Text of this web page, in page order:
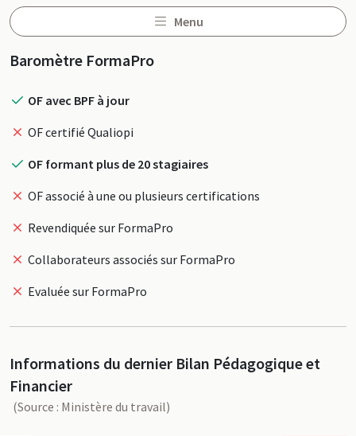
Menu
Profil
Baromètre FormaPro
OF avec BPF à jour
OF certifié Qualiopi
OF formant plus de 20 stagiaires
OF associé à une ou plusieurs certifications
Revendiquée sur FormaPro
Collaborateurs associés sur FormaPro
Evaluée sur FormaPro
Informations du dernier Bilan Pédagogique et
Financier
(Source : Ministère du travail)